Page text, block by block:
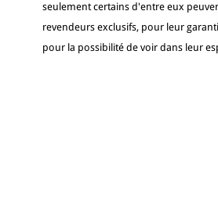
seulement certains d'entre eux
revendeurs exclusifs, pour leur
pour la possibilité de voir dans leur